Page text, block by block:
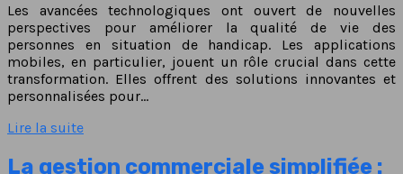
Les avancées technologiques ont ouvert de nouvelles
perspectives pour améliorer la qualité de vie des
personnes en situation de handicap. Les applications
mobiles, en particulier, jouent un rôle crucial dans cette
transformation. Elles offrent des solutions innovantes et
personnalisées pour…
Lire la suite
La gestion commerciale simplifiée :